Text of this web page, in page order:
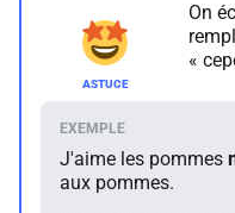
On
«
J'aime les pommes
aux pommes.